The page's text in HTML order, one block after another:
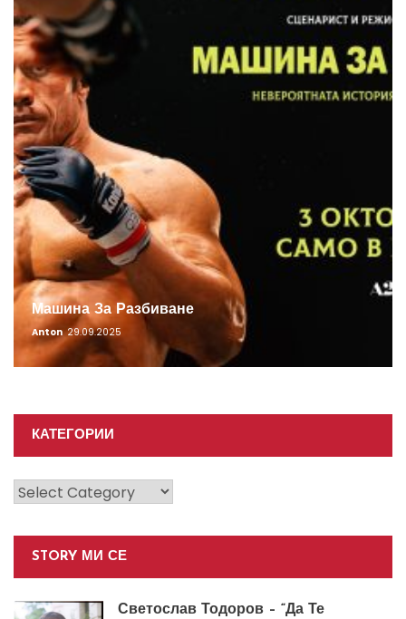
Машина За Разбиване
Anton 29.09.2025
КАТЕГОРИИ
Категории
STORY МИ СЕ
Светослав Тодоров – “Да Те